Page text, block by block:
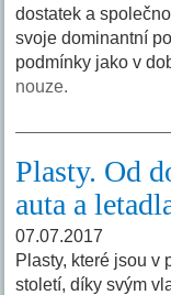
dostatek a
svoje dominantní
podmínky jako v
nouze.
Plasty. Od
auta a
07.07.2017
Plasty, které jsou v
století, díky svým